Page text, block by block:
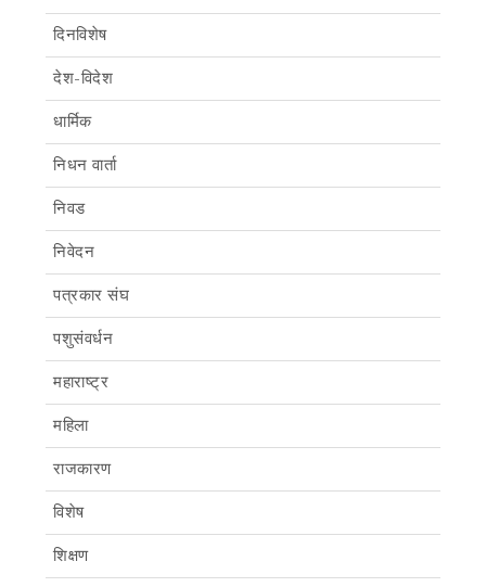
दिनविशेष
देश-विदेश
धार्मिक
निधन वार्ता
निवड
निवेदन
पत्रकार संघ
पशुसंवर्धन
महाराष्ट्र
महिला
राजकारण
विशेष
शिक्षण